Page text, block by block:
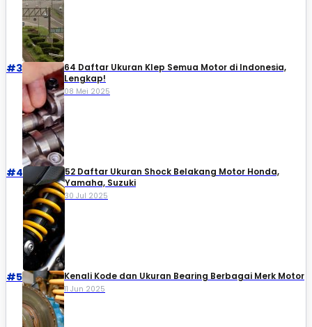
#3
64 Daftar Ukuran Klep Semua Motor di Indonesia,
Lengkap!
08 Mei 2025
#4
52 Daftar Ukuran Shock Belakang Motor Honda,
Yamaha, Suzuki​
30 Jul 2025
#5 Kenali Kode dan Ukuran Bearing Berbagai Merk Motor
11 Jun 2025